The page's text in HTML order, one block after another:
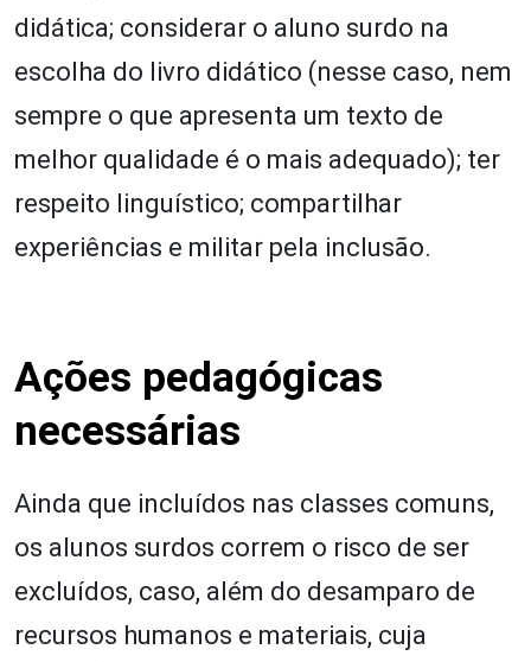
didática; considerar o aluno surdo na
escolha do livro didático (nesse caso, nem
sempre o que apresenta um texto de
melhor qualidade é o mais adequado); ter
respeito linguístico; compartilhar
experiências e militar pela inclusão.
Ações pedagógicas
necessárias
Ainda que incluídos nas classes comuns,
os alunos surdos correm o risco de ser
excluídos, caso, além do desamparo de
recursos humanos e materiais, cuja